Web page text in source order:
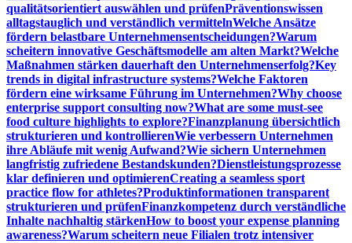
qualitätsorientiert auswählen und prüfenPräventionswissen
alltagstauglich und verständlich vermittelnWelche Ansätze
fördern belastbare Unternehmensentscheidungen?Warum
scheitern innovative Geschäftsmodelle am alten Markt?Welche
Maßnahmen stärken dauerhaft den Unternehmenserfolg?Key
trends in digital infrastructure systems?Welche Faktoren
fördern eine wirksame Führung im Unternehmen?Why choose
enterprise support consulting now?What are some must-see
food culture highlights to explore?Finanzplanung übersichtlich
strukturieren und kontrollierenWie verbessern Unternehmen
ihre Abläufe mit wenig Aufwand?Wie sichern Unternehmen
langfristig zufriedene Bestandskunden?Dienstleistungsprozesse
klar definieren und optimierenCreating a seamless sport
practice flow for athletes?Produktinformationen transparent
strukturieren und prüfenFinanzkompetenz durch verständliche
Inhalte nachhaltig stärkenHow to boost your expense planning
awareness?Warum scheitern neue Filialen trotz intensiver